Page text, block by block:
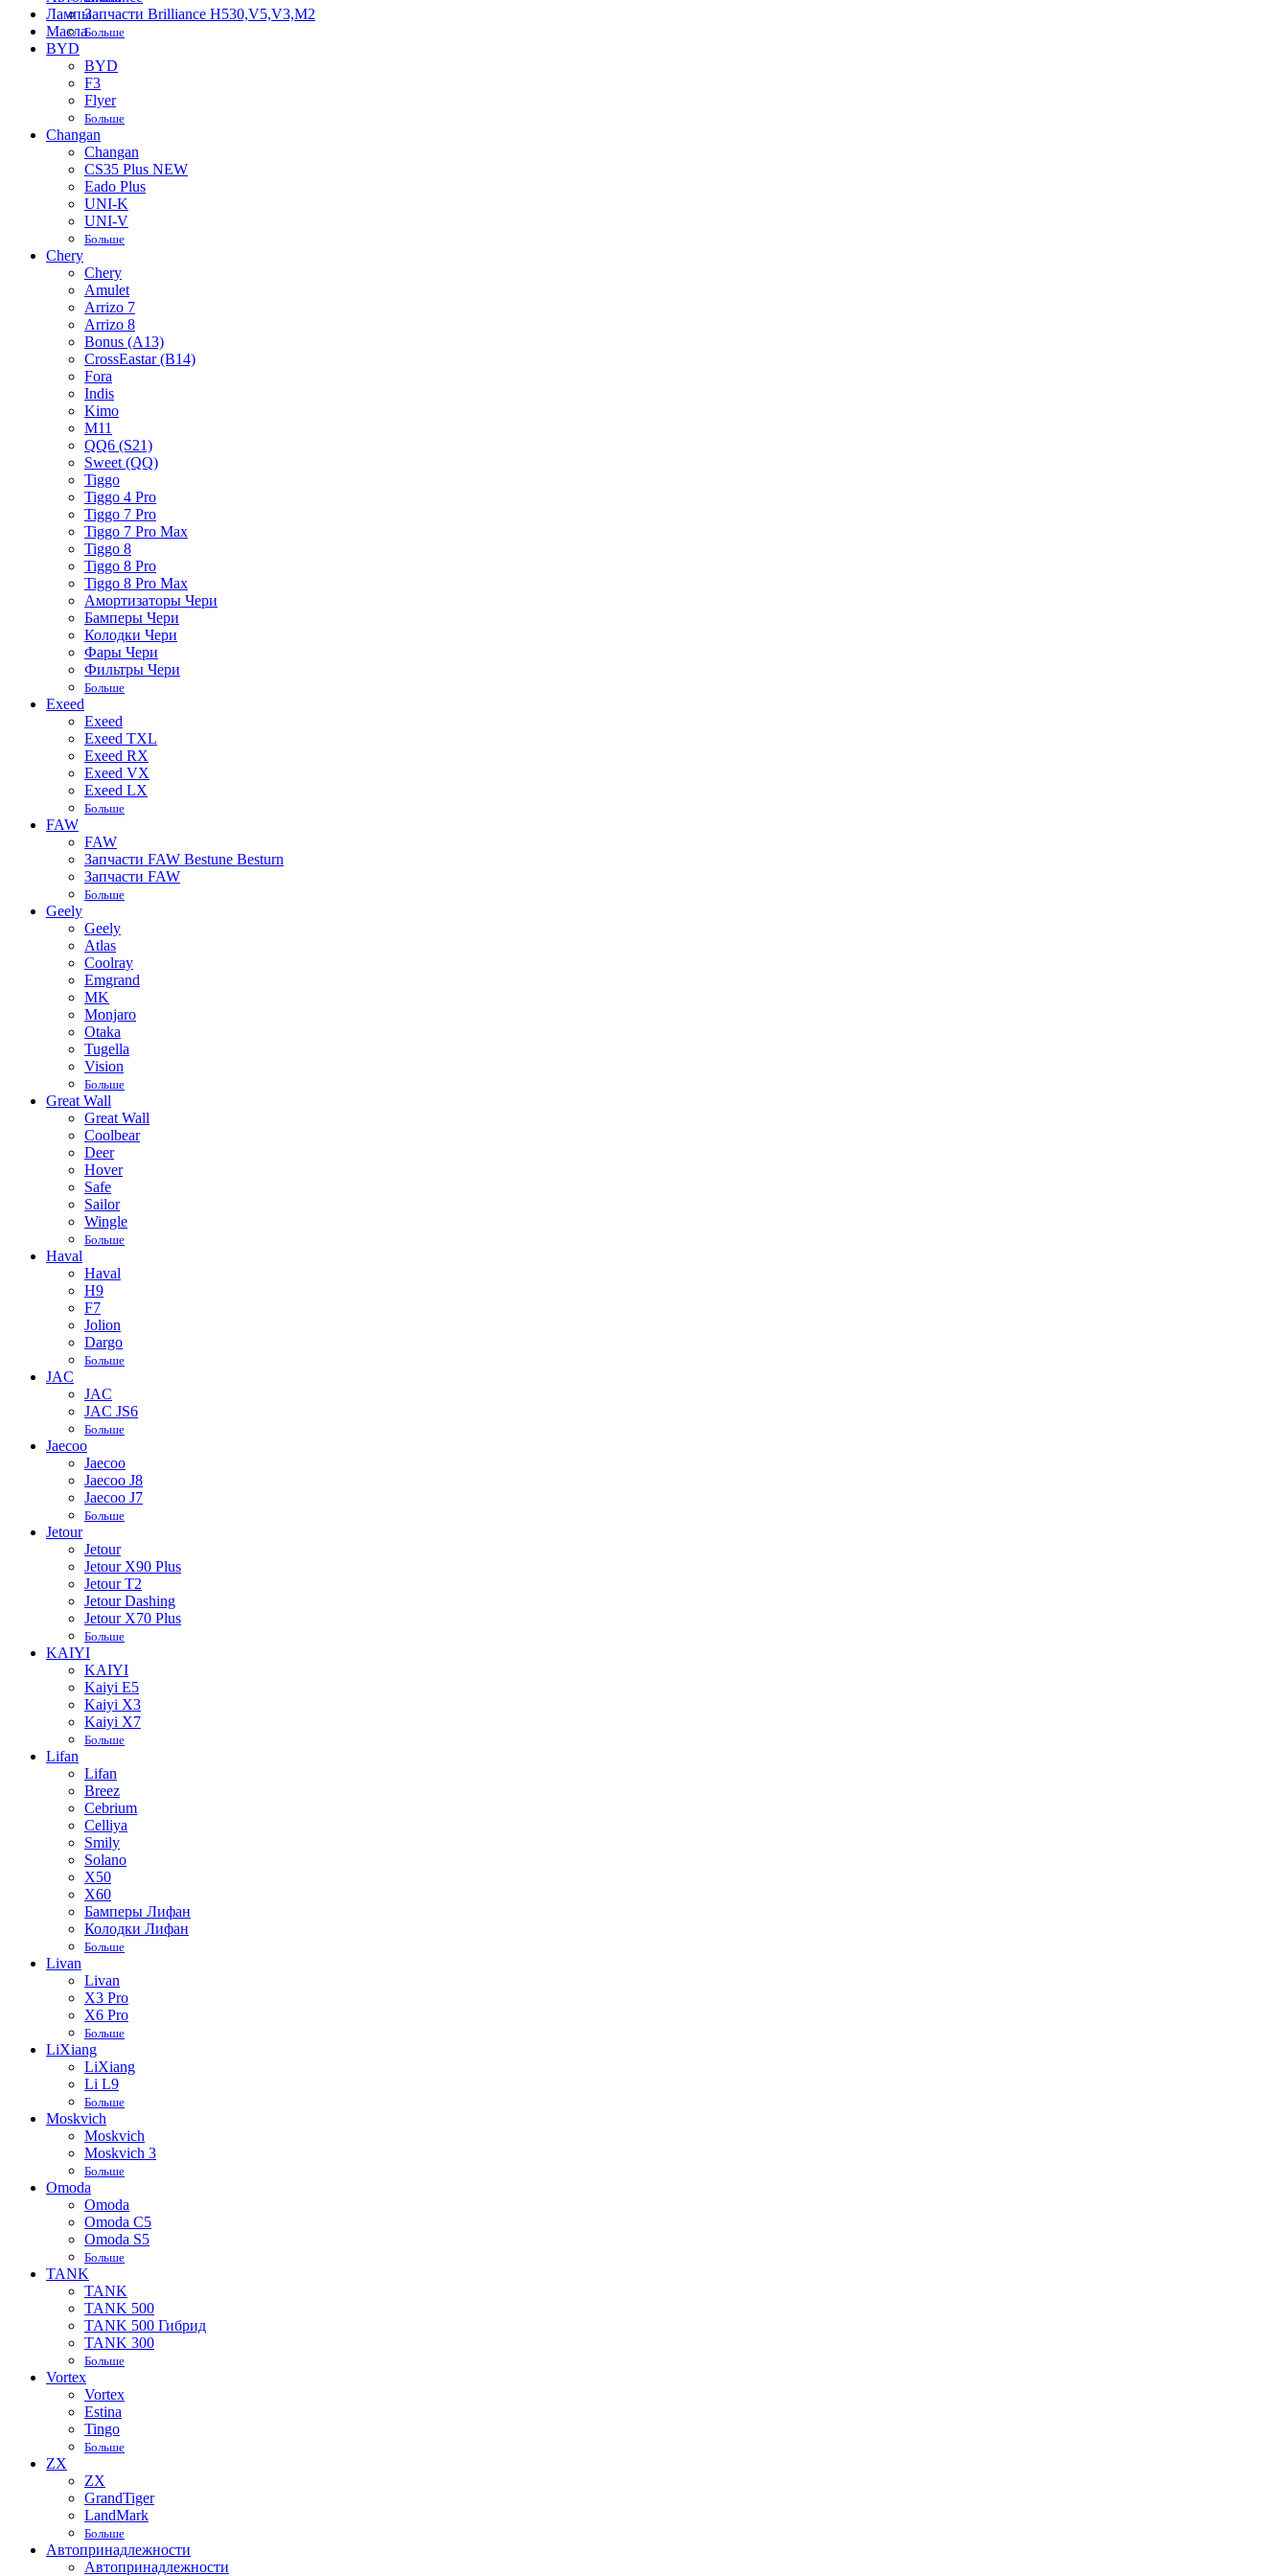
Лампы
Масла
Запчасти Brilliance H530,V5,V3,M2
Больше
BYD
BYD
F3
Flyer
Больше
Changan
Changan
CS35 Plus NEW
Eado Plus
UNI-K
UNI-V
Больше
Chery
Chery
Amulet
Arrizo 7
Arrizo 8
Bonus (A13)
CrossEastar (B14)
Fora
Indis
Kimo
M11
QQ6 (S21)
Sweet (QQ)
Tiggo
Tiggo 4 Pro
Tiggo 7 Pro
Tiggo 7 Pro Max
Tiggo 8
Tiggo 8 Pro
Tiggo 8 Pro Max
Амортизаторы Чери
Бамперы Чери
Колодки Чери
Фары Чери
Фильтры Чери
Больше
Exeed
Exeed
Exeed TXL
Exeed RX
Exeed VX
Exeed LX
Больше
FAW
FAW
Запчасти FAW Bestune Besturn
Запчасти FAW
Больше
Geely
Geely
Atlas
Coolray
Emgrand
MK
Monjaro
Otaka
Tugella
Vision
Больше
Great Wall
Great Wall
Coolbear
Deer
Hover
Safe
Sailor
Wingle
Больше
Haval
Haval
H9
F7
Jolion
Dargo
Больше
JAC
JAC
JAC JS6
Больше
Jaecoo
Jaecoo
Jaecoo J8
Jaecoo J7
Больше
Jetour
Jetour
Jetour X90 Plus
Jetour T2
Jetour Dashing
Jetour X70 Plus
Больше
KAIYI
KAIYI
Kaiyi E5
Kaiyi X3
Kaiyi X7
Больше
Lifan
Lifan
Breez
Cebrium
Celliya
Smily
Solano
X50
X60
Бамперы Лифан
Колодки Лифан
Больше
Livan
Livan
X3 Pro
X6 Pro
Больше
LiXiang
LiXiang
Li L9
Больше
Moskvich
Moskvich
Moskvich 3
Больше
Omoda
Omoda
Omoda C5
Omoda S5
Больше
TANK
TANK
TANK 500
TANK 500 Гибрид
TANK 300
Больше
Vortex
Vortex
Estina
Tingo
Больше
ZX
ZX
GrandTiger
LandMark
Больше
Автопринадлежности
Автопринадлежности